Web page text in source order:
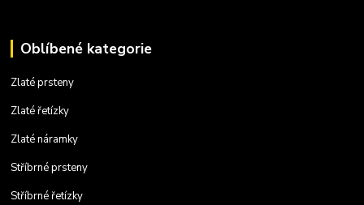
Oblíbené kategorie
Zlaté prsteny
Zlaté řetízky
Zlaté náramky
Stříbrné prsteny
Stříbrné řetízky